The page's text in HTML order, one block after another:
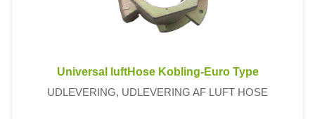
Universal luftHose Kobling-Euro Type
UDLEVERING, UDLEVERING AF LUFT HOSE